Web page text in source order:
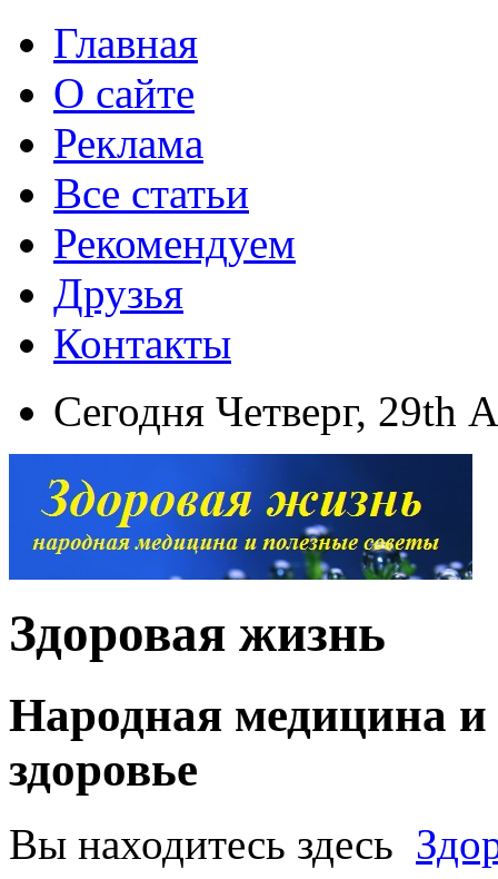
Главная
О сайте
Реклама
Все статьи
Рекомендуем
Друзья
Контакты
Сегодня Четверг, 29th
Здоровая жизнь
Народная медицина и
здоровье
Вы находитесь здесь